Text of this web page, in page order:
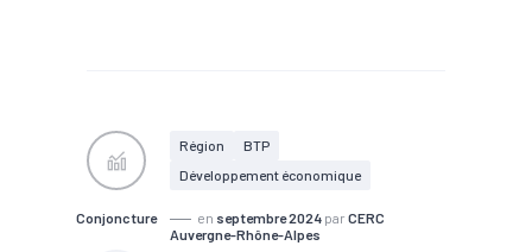
#Travaux publics
Conjoncture
Région
BTP
Développement économique
en septembre 2024 par CERC
Auvergne-Rhône-Alpes